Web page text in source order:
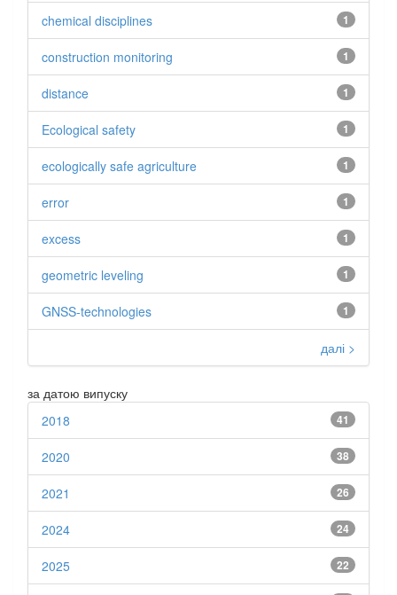
1
chemical disciplines
1
construction monitoring
1
distance
1
Ecological safety
1
ecologically safe agriculture
1
error
1
excess
1
geometric leveling
1
GNSS-technologies
далі >
за датою випуску
41
2018
38
2020
26
2021
24
2024
22
2025